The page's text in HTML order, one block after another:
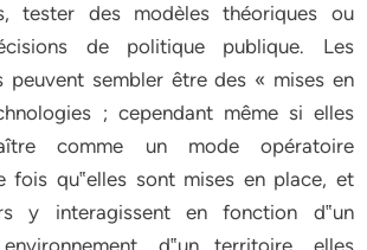
tester des modèles théoriques ou
de politique publique. Les
peuvent sembler être des « mises en
; cependant même si elles
comme un mode opératoire
fois qu‟elles sont mises en place, et
y interagissent en fonction d‟un
d‟un territoire, elles